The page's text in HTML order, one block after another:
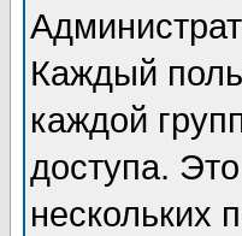
Каждый
каждой
доступа.
нескольких